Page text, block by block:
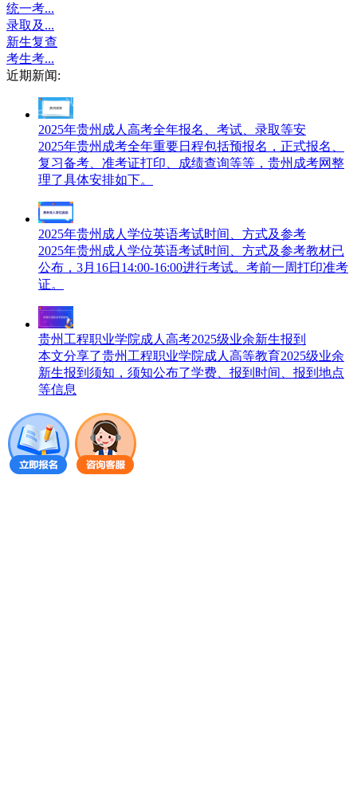
统一考...
录取及...
新生复查
考生考...
近期新闻:
2025年贵州成人高考全年报名、考试、录取等安
2025年贵州成考全年重要日程包括预报名，正式报名、
复习备考、准考证打印、成绩查询等等，贵州成考网整
理了具体安排如下。
2025年贵州成人学位英语考试时间、方式及参考
2025年贵州成人学位英语考试时间、方式及参考教材已
公布，3月16日14:00-16:00进行考试。考前一周打印准考
证。
贵州工程职业学院成人高考2025级业余新生报到
本文分享了贵州工程职业学院成人高等教育2025级业余
新生报到须知，须知公布了学费、报到时间、报到地点
等信息